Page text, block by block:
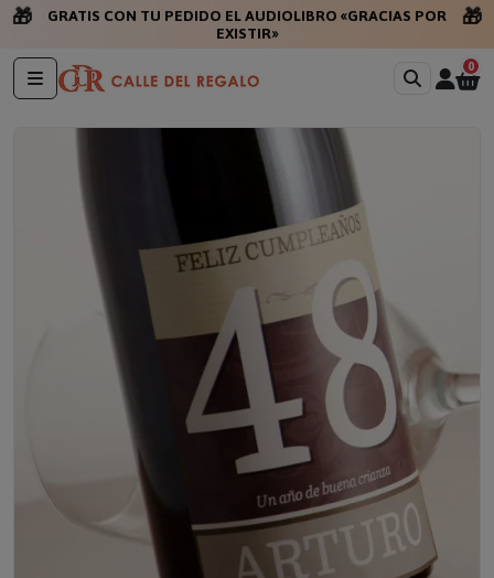
🎁
GRATIS CON TU PEDIDO EL AUDIOLIBRO «GRACIAS POR
EXISTIR»
🎁
0